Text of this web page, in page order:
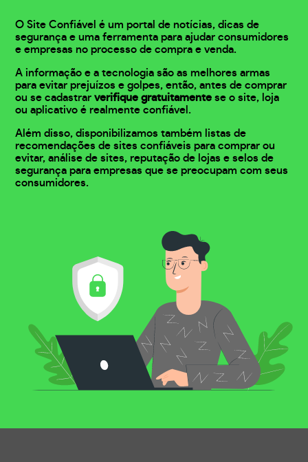
O Site Confiável é um portal de notícias, dicas de
segurança e uma ferramenta para ajudar consumidores
e empresas no processo de compra e venda.
A informação e a tecnologia são as melhores armas
para evitar prejuízos e golpes, então, antes de comprar
ou se cadastrarverifique gratuitamente se o site, loja
ou aplicativo é realmente confiável.
Além disso, disponibilizamos também listas de
recomendações de sites confiáveis para comprar ou
evitar, análise de sites, reputação de lojas e selos de
segurança para empresas que se preocupam com seus
consumidores.